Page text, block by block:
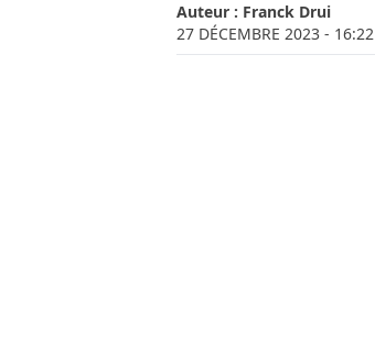
Auteur : Franck Drui
27 DÉCEMBRE 2023 - 16:22